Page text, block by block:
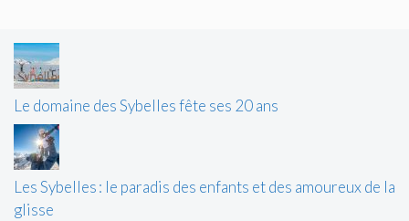
Le domaine des Sybelles fête ses 20 ans
Les Sybelles : le paradis des enfants et des amoureux de la
glisse